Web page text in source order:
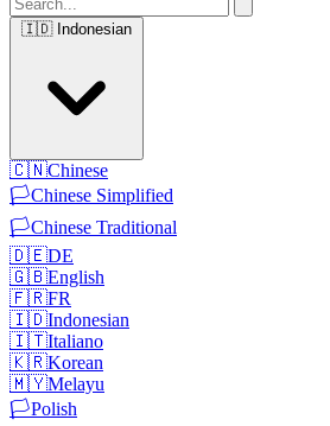
🇮🇩 Indonesian
🇨🇳Chinese
🏳️Chinese Simplified
🏳️Chinese Traditional
🇩🇪DE
🇬🇧English
🇫🇷FR
🇮🇩Indonesian
🇮🇹Italiano
🇰🇷Korean
🇲🇾Melayu
🏳️Polish